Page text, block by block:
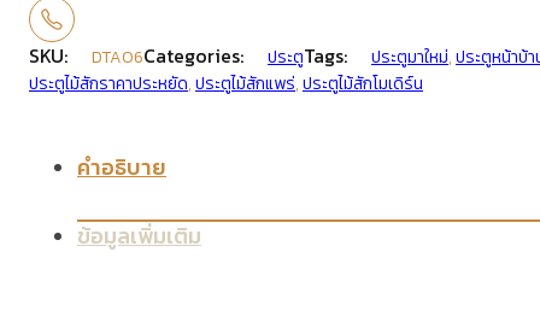
SKU: DTA06Categories: ประตูTags: ประตูมาใหม่,ประตูหน้าบ้า
ประตูไม้สักราคาประหยัด,ประตูไม้สักแพร่,ประตูไม้สักโมเดิร์น
คำอธิบาย
ข้อมูลเพิ่มเติม